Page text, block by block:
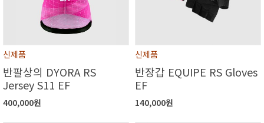
신제품
반팔상의 DYORA RS
Jersey S11 EF
400,000원
신제품
반장갑 EQUIPE RS Gloves
EF
140,000원